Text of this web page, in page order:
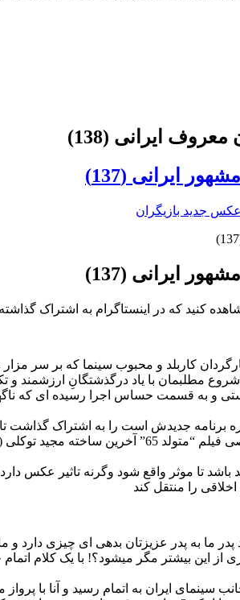
ایرانی (138)
ایرانی (137)
عکس جدید بازیگران
ایرانی (137)
کنید که در اینستاگرام به اشتراک
کاربلد و محبوب سینما که بر سر
مطلبمان با یاد درگذشتگانِ ارزشمند و
و به قسمت حساس اجرا رسیده ای که
برنامه جدیدش است را به اشتراک گذاشت
لاله و ستاره اسکندری عزیز در اکران
باشد تا موثر واقع شود وگرنه تاثیر عکس
اخلاقی را منتقل کند
ما به پدر عزیزتان بدهی ای چیزی دارد و
از این بیشتر مگر میشود؟! با یک کلام
جانب سینمای ایران به اتمام رسید و آنا